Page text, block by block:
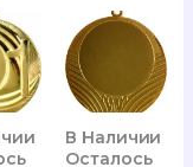
В Наличии
Осталось